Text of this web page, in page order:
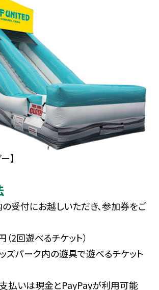
】
受付にお越しいただき、参加券をご
2回遊べるチケット）
ズパーク内の遊具で遊べるチケット
払いは現金とPayPayが利用可能